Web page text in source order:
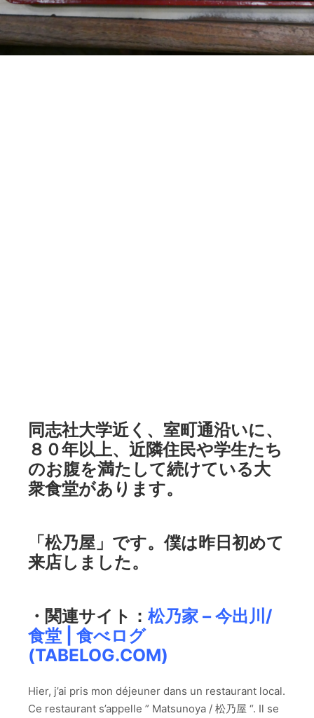
同志社大学近く、室町通沿いに、
８０年以上、近隣住民や学生たち
のお腹を満たして続けている大
衆食堂があります。
「松乃屋」です。僕は昨日初めて
来店しました。
・関連サイト： 松乃家 – 今出川/
食堂 | 食べログ
(TABELOG.COM)
Hier, j’ai pris mon déjeuner dans un restaurant local.
Ce restaurant s’appelle ” Matsunoya / 松乃屋 “. Il se